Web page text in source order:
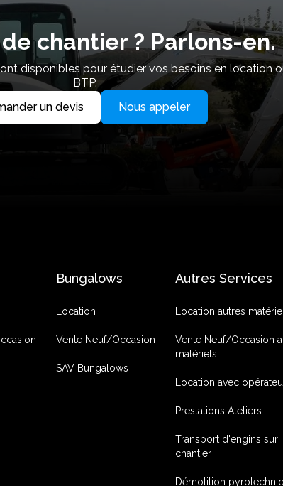
chantier ? Parlons-en.
disponibles pour étudier vos besoins en location
BTP.
un devis
Nous appeler
Bungalows
Location
Vente Neuf/Occasion
SAV Bungalows
Autres Services
Location autres
Vente Neuf/Occasion
matériels
Location avec
Prestations Ateliers
Transport d'engins sur
chantier
Démolition